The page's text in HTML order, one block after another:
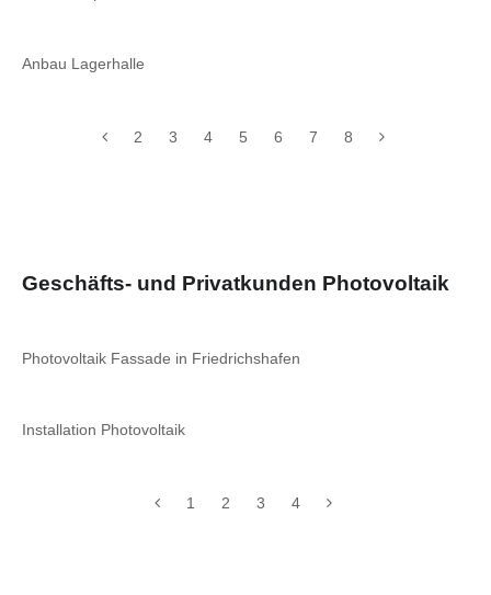
Anbau Lagerhalle
2 3 4 5 6 7 8
Geschäfts- und Privatkunden Photovoltaik
Photovoltaik Fassade in Friedrichshafen
Installation Photovoltaik
1 2 3 4